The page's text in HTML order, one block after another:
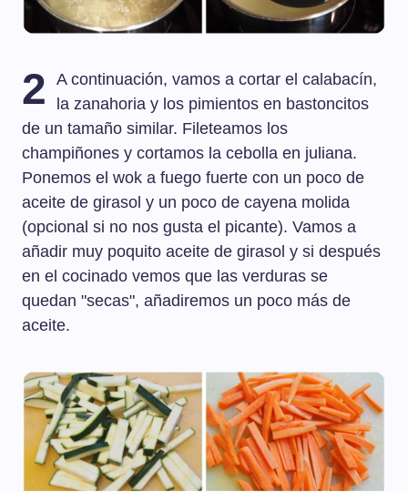
2
A continuación, vamos a cortar el calabacín,
la zanahoria y los pimientos en bastoncitos
de un tamaño similar. Fileteamos los
champiñones y cortamos la cebolla en juliana.
Ponemos el wok a fuego fuerte con un poco de
aceite de girasol y un poco de cayena molida
(opcional si no nos gusta el picante). Vamos a
añadir muy poquito aceite de girasol y si después
en el cocinado vemos que las verduras se
quedan "secas", añadiremos un poco más de
aceite.